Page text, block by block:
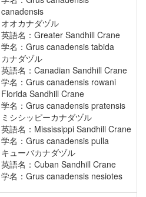
canadensis
オオカナダヅル
英語名：Greater Sandhill Crane
学名：Grus canadensis tabida
カナダヅル
英語名：Canadian Sandhill Crane
学名：Grus canadensis rowani
Florida Sandhill Crane
学名：Grus canadensis pratensis
ミシシッピーカナダヅル
英語名：Mississippi Sandhill Crane
学名：Grus canadensis pulla
キューバカナダヅル
英語名：Cuban Sandhill Crane
学名：Grus canadensis nesiotes